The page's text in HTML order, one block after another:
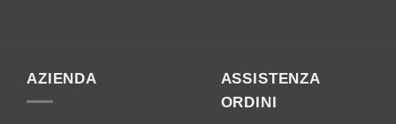
AZIENDA
ASSISTENZA
ORDINI